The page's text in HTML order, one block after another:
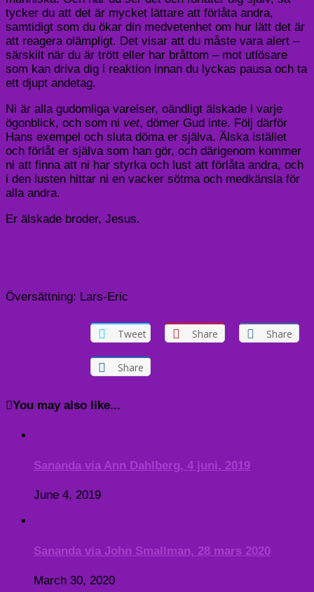
tycker du att det är mycket lättare att förlåta andra,
samtidigt som du ökar din medvetenhet om hur lätt det är
att reagera olämpligt. Det visar att du måste vara alert –
särskilt när du är trött eller har bråttom – mot utlösare
som kan driva dig i reaktion innan du lyckas pausa och ta
ett djupt andetag.
Ni är alla gudomliga varelser, oändligt älskade i varje
ögonblick, och som ni vet, dömer Gud inte. Följ därför
Hans exempel och sluta döma er själva. Älska istället
och förlåt er själva som han gör, och därigenom kommer
ni att finna att ni har styrka och lust att förlåta andra, och
i den lusten hittar ni en vacker sötma och medkänsla för
alla andra.
Er älskade broder, Jesus.
Översättning: Lars-Eric
Tweet Share Share
Share
You may also like...
Sananda via Ann Dahlberg, 4 juni, 2019
June 4, 2019
Sananda via John Smallman, 28 mars 2020
March 30, 2020